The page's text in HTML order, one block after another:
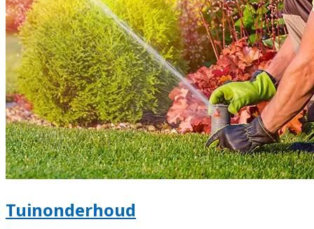
Tuinonderhoud